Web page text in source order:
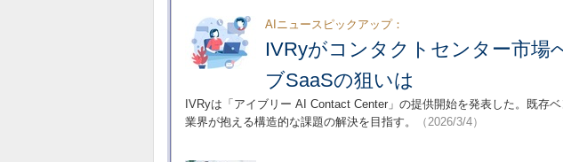
AIニュースピックアップ：
IVRyがコンタクトセンター市
ブSaaSの狙いは
IVRyは「アイブリー AI Contact Center」の提供開始を発表した。既存
業界が抱える構造的な課題の解決を目指す。
（2026/3/4）